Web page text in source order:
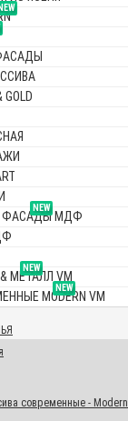
NEW
GOLD
NEW
ФАСАДЫ МДФ
NEW
МЕТАЛЛ VM
NEW
MODERN VM
современные - Modern